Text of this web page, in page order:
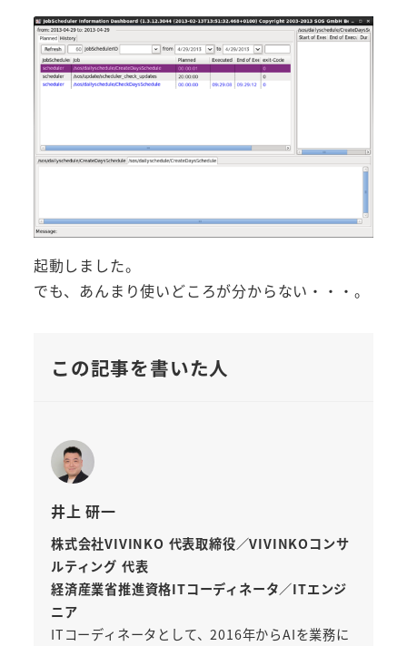
起動しました。
でも、あんまり使いどころが分からない・・・。
この記事を書いた人
井上 研一
株式会社VIVINKO 代表取締役／VIVINKOコンサ
ルティング 代表
経済産業省推進資格ITコーディネータ／ITエンジ
ニア
ITコーディネータとして、2016年からAIを業務に